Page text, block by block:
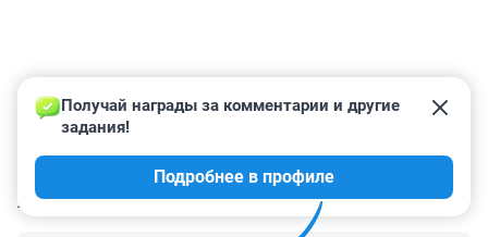
КОММЕНТАРИИ 1
Получай награды за комментарии и другие
задания!
Подробнее в профиле